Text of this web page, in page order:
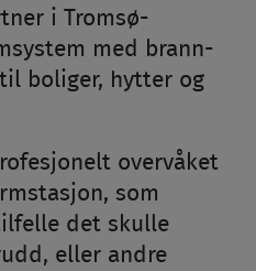
i Tromsø-
med brann-
boliger, hytter og
overvåket
som
det skulle
eller andre